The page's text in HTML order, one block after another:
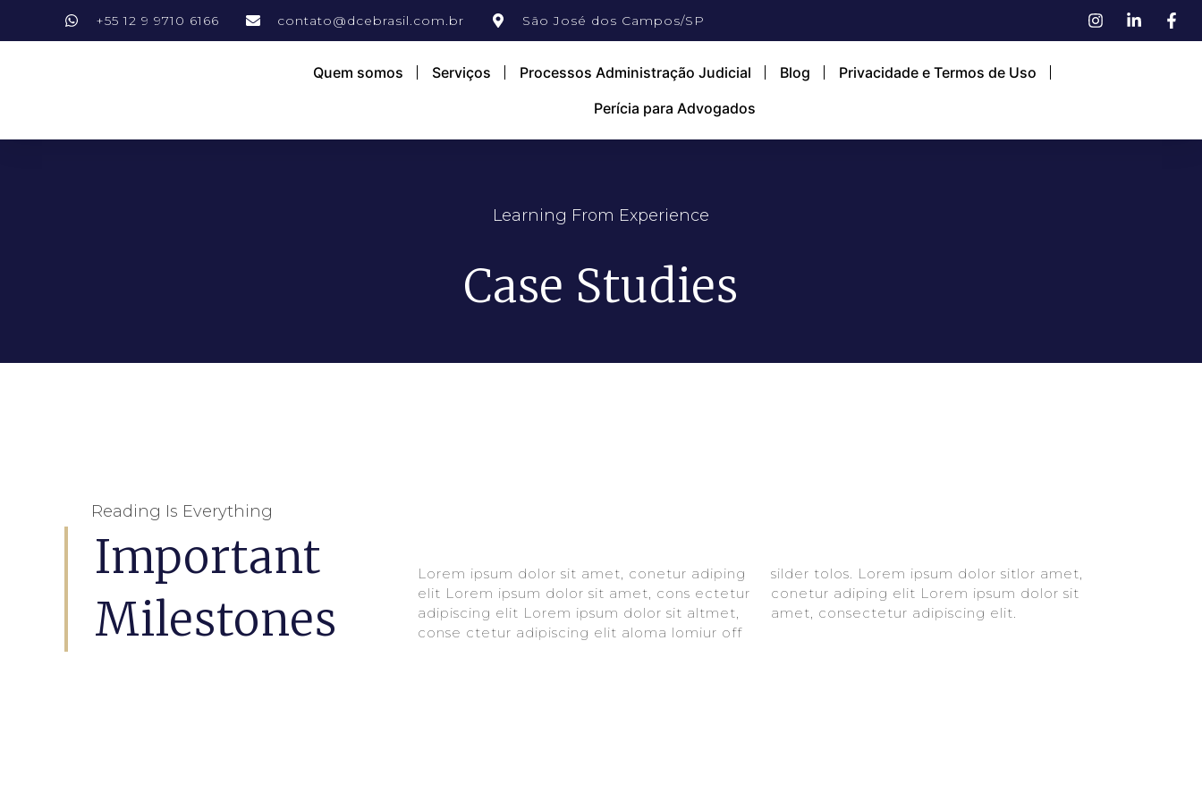
+55 12 9 9710 6166 contato@dcebrasil.com.br São José dos Campos/SP
Quem somos Serviços Processos Administração Judicial Blog
Privacidade e Termos de Uso
Perícia para Advogados
Learning From Experience
Case Studies
Reading Is Everything
Important
Milestones
Lorem ipsum dolor sit amet, conetur adiping
elit Lorem ipsum dolor sit amet, cons ectetur
adipiscing elit Lorem ipsum dolor sit altmet,
conse ctetur adipiscing elit aloma lomiur off
silder tolos. Lorem ipsum dolor sitlor amet,
conetur adiping elit Lorem ipsum dolor sit
amet, consectetur adipiscing elit.